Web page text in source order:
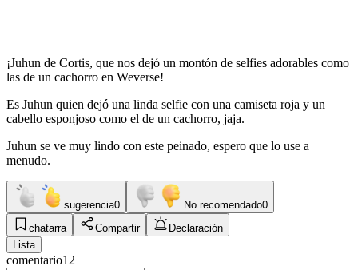
¡Juhun de Cortis, que nos dejó un montón de selfies adorables como
las de un cachorro en Weverse!
Es Juhun quien dejó una linda selfie con una camiseta roja y un
cabello esponjoso como el de un cachorro, jaja.
Juhun se ve muy lindo con este peinado, espero que lo use a
menudo.
sugerencia0 No recomendado0
chatarra
Compartir
Declaración
Lista
comentario12